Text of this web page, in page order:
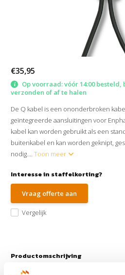
€35,95
Op voorraad: vóór 14:00
verzonden of af te halen
De Q kabel is een ononderbroken
geïntegreerde aansluitingen voor
kabel kan worden gebruikt als een
buitenkabel en kan worden geknipt,
nodig....Toon meer
Interesse in staffelkorting?
Vraag offerte aan
Vergelijk
Productomschrijving